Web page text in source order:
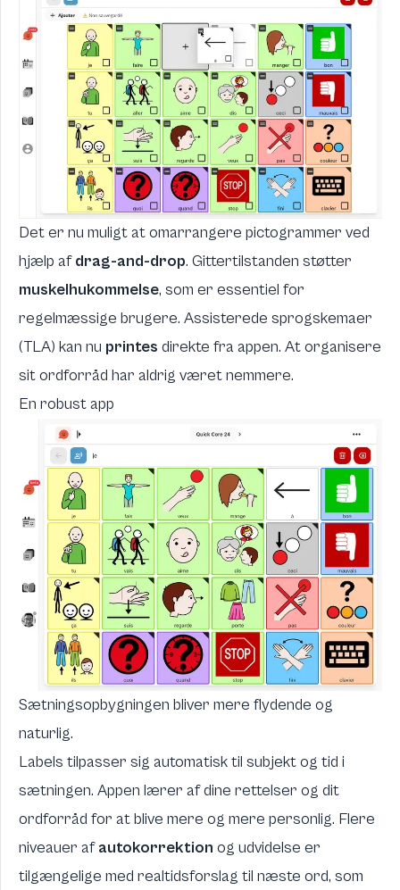
Det er nu muligt at omarrangere pictogrammer ved
hjælp afdrag-and-drop. Gittertilstanden støtter
muskelhukommelse, som er essentiel for
regelmæssige brugere. Assisterede sprogskemaer
(TLA) kan nu printes direkte fra appen. At organisere
sit ordforråd har aldrig været nemmere.
En robust app
Sætningsopbygningen bliver mere flydende og
naturlig.
Labels tilpasser sig automatisk til subjekt og tid i
sætningen. Appen lærer af dine rettelser og dit
ordforråd for at blive mere og mere personlig. Flere
niveauer afautokorrektion og udvidelse er
tilgængelige med realtidsforslag til næste ord, som